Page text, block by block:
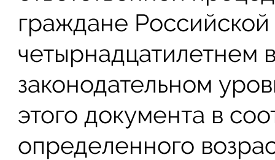
граждане
четырнадцатилетнем
законодательном
этого документа в
определенного